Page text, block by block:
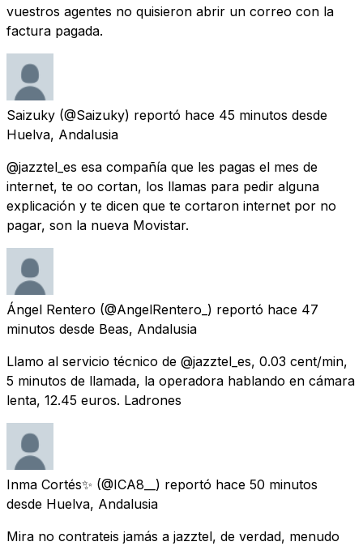
vuestros agentes no quisieron abrir un correo con la
factura pagada.
Saizuky (@Saizuky) reportó hace 45 minutos desde
Huelva, Andalusia
@jazztel_es esa compañía que les pagas el mes de
internet, te oo cortan, los llamas para pedir alguna
explicación y te dicen que te cortaron internet por no
pagar, son la nueva Movistar.
Ángel Rentero (@AngelRentero_) reportó hace 47
minutos desde Beas, Andalusia
Llamo al servicio técnico de @jazztel_es, 0.03 cent/min,
5 minutos de llamada, la operadora hablando en cámara
lenta, 12.45 euros. Ladrones
Inma Cortés✨ (@ICA8__) reportó hace 50 minutos
desde Huelva, Andalusia
Mira no contrateis jamás a jazztel, de verdad, menudo